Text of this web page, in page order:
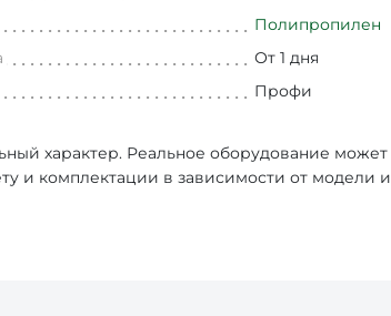
Полипропилен
От 1 дня
Профи
характер. Реальное оборудование может
и комплектации в зависимости от модели и